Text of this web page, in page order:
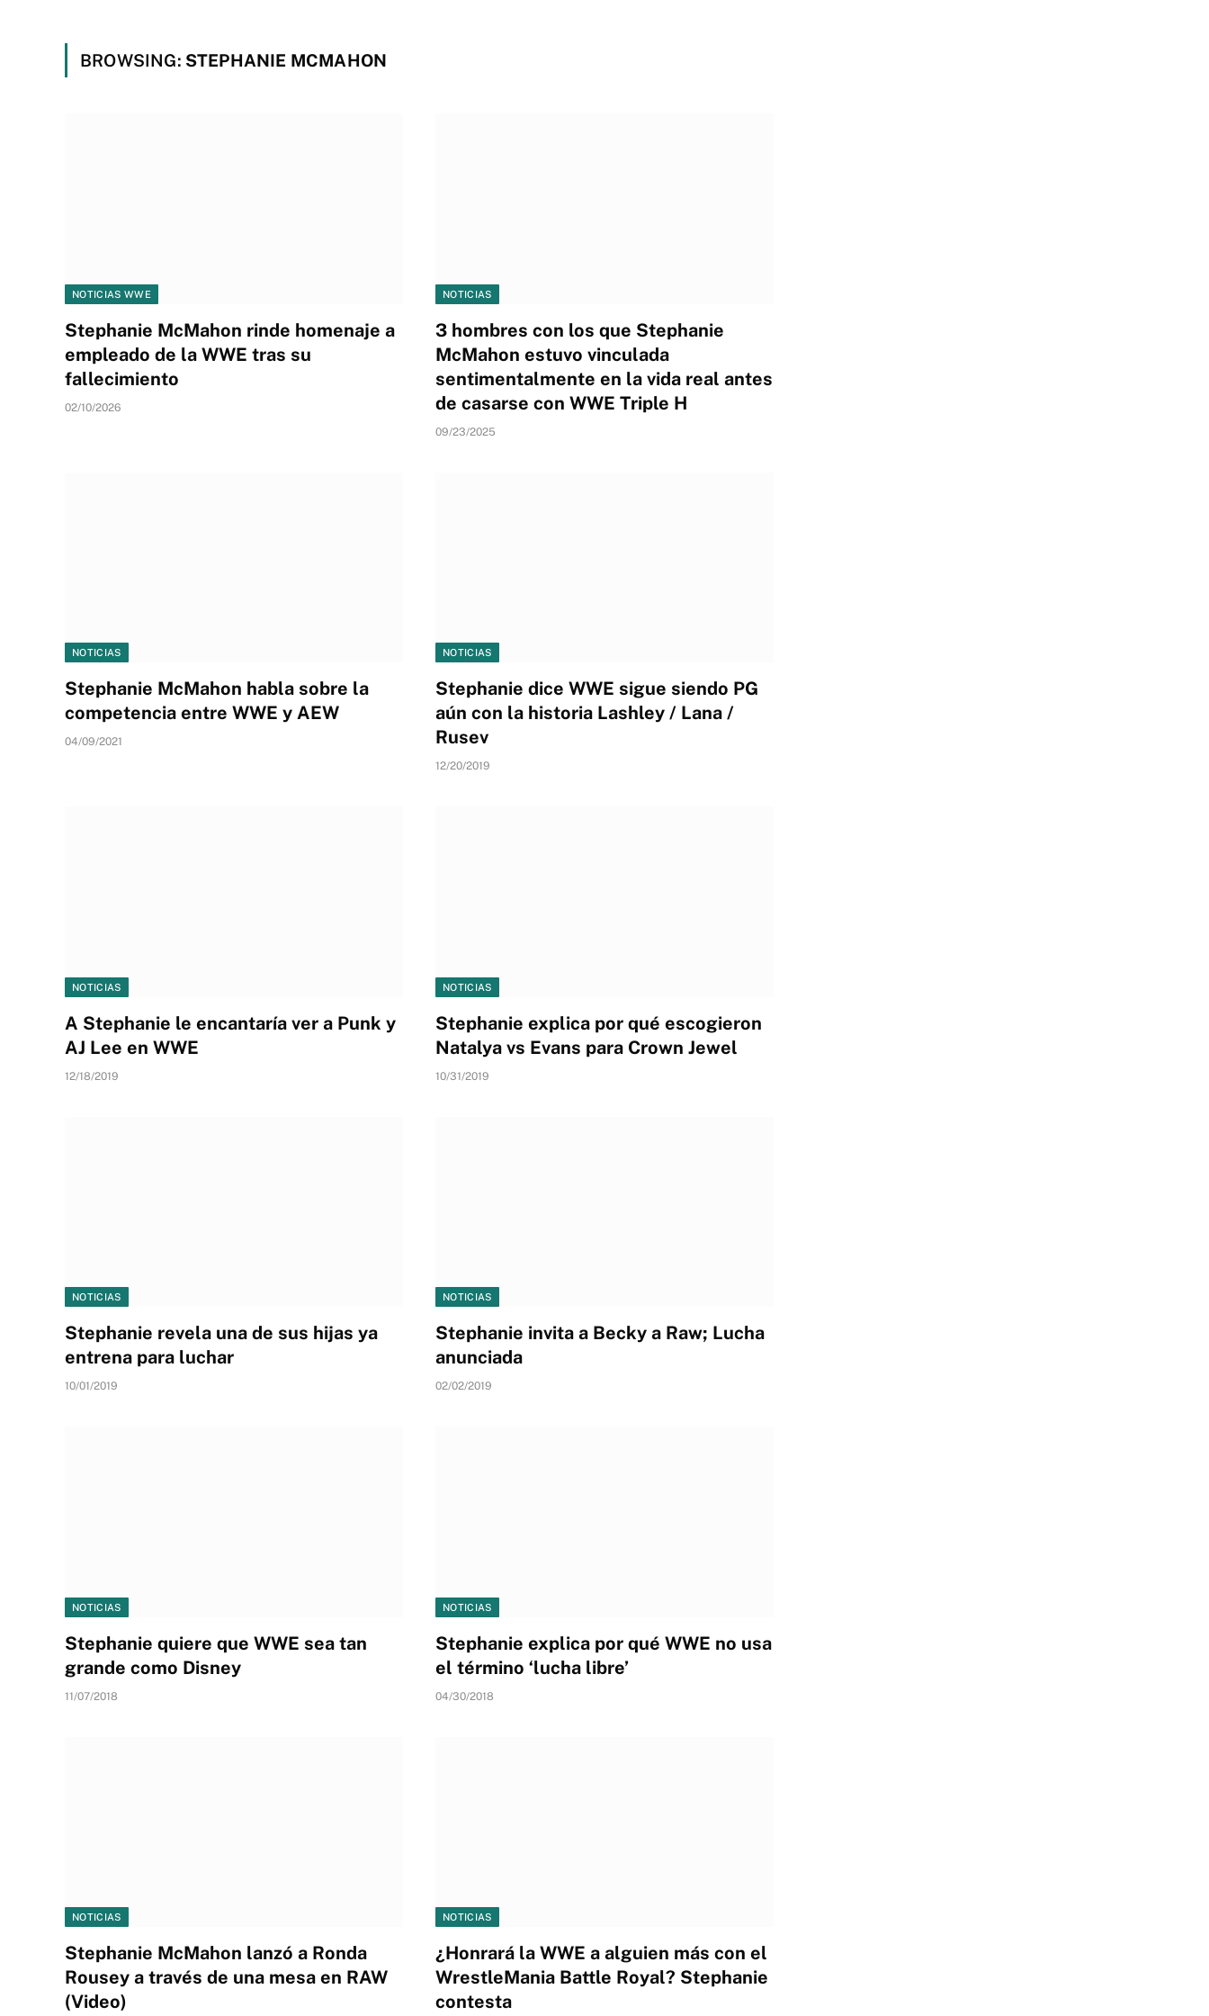
BROWSING: STEPHANIE MCMAHON
NOTICIAS WWE
Stephanie McMahon rinde homenaje a
empleado de la WWE tras su
fallecimiento
02/10/2026
NOTICIAS
3 hombres con los que Stephanie
McMahon estuvo vinculada
sentimentalmente en la vida real antes
de casarse con WWE Triple H
09/23/2025
NOTICIAS
Stephanie McMahon habla sobre la
competencia entre WWE y AEW
04/09/2021
NOTICIAS
Stephanie dice WWE sigue siendo PG
aún con la historia Lashley / Lana /
Rusev
12/20/2019
NOTICIAS
A Stephanie le encantaría ver a Punk y
AJ Lee en WWE
12/18/2019
NOTICIAS
Stephanie explica por qué escogieron
Natalya vs Evans para Crown Jewel
10/31/2019
NOTICIAS
Stephanie revela una de sus hijas ya
entrena para luchar
10/01/2019
NOTICIAS
Stephanie invita a Becky a Raw; Lucha
anunciada
02/02/2019
NOTICIAS
Stephanie quiere que WWE sea tan
grande como Disney
11/07/2018
NOTICIAS
Stephanie explica por qué WWE no usa
el término ‘lucha libre’
04/30/2018
NOTICIAS
Stephanie McMahon lanzó a Ronda
Rousey a través de una mesa en RAW
(Video)
NOTICIAS
¿Honrará la WWE a alguien más con el
WrestleMania Battle Royal? Stephanie
contesta